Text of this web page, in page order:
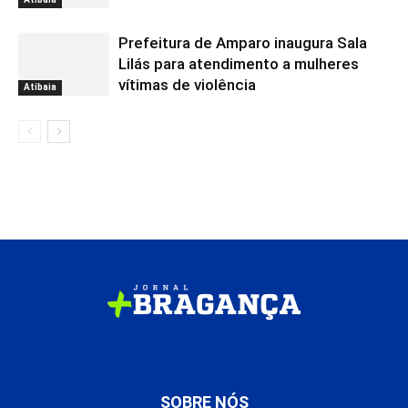
Atibaia
Prefeitura de Amparo inaugura Sala
Lilás para atendimento a mulheres
vítimas de violência
SOBRE NÓS